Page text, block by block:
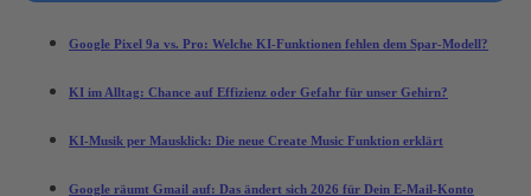
Google Pixel 9a vs. Pro: Welche KI-Funktionen fehlen dem Spar-Modell?
KI im Alltag: Chance auf Effizienz oder Gefahr für unser Gehirn?
KI-Musik per Mausklick: Die neue Create Music Funktion erklärt
Google räumt Gmail auf: Das ändert sich 2026 für Dein E-Mail-Konto